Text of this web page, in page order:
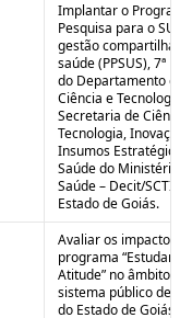
Implantar o
Pesquisa para o
gestão
saúde (PPSUS), 7ª
do Departamento
Ciência e
Secretaria de
Tecnologia,
Insumos
Saúde do
Saúde – Decit/
Estado de Goiás.
Avaliar os impactos
programa
Atitude” no âmbito
sistema público de
do Estado de